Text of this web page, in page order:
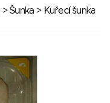
>Šunka > Kuřecí šunka